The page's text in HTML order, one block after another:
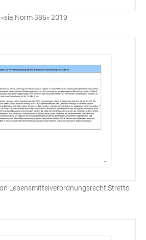
Norm 385» 2019
Lebensmittelverordnungsrecht Stretto